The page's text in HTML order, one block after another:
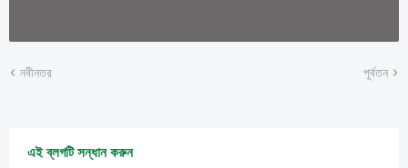
নবীনতর পূর্বতন
এই ব্লগটি সন্ধান করুন